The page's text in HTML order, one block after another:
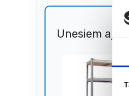
Unesiem aj 🐎